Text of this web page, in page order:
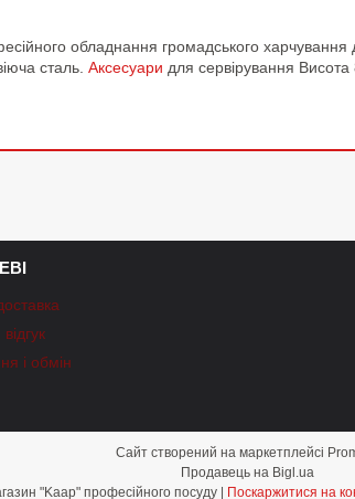
обладнання громадського харчування
сталь. Аксесуари для сервірування
і обмін
Сайт створений на маркетплейсі
Продавець на Bigl.ua
Поскаржитися на